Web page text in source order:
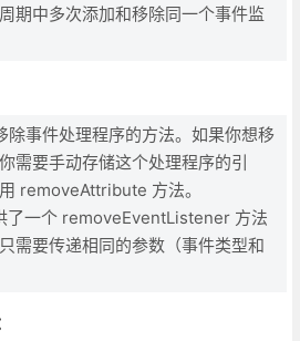
期中多次添加和移除同一个事件监
事件处理程序的方法。如果你想移
需要手动存储这个处理程序的引
removeAttribute 方法。
一个 removeEventListener 方法
需要传递相同的参数（事件类型和